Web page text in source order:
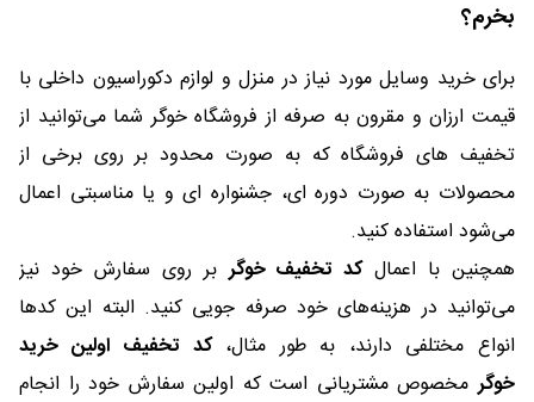
بخرم؟
برای خرید وسایل مورد نیاز در منزل و لوازم دکوراسیون داخلی با
قیمت ارزان و مقرون به صرفه از فروشگاه خوگر شما می‌توانید از
تخفیف های فروشگاه که به صورت محدود بر روی برخی از
محصولات به صورت دوره ای، جشنواره ای و یا مناسبتی اعمال
می‌شود استفاده کنید.
همچنین با اعمالکد تخفیف خوگربر روی سفارش خود نیز
می‌توانید در هزینه‌های خود صرفه جویی کنید. البته این کدها
انواع مختلفی دارند، به طور مثال،کد تخفیف اولین خرید
خوگرمخصوص مشتریانی است که اولین سفارش خود را انجام